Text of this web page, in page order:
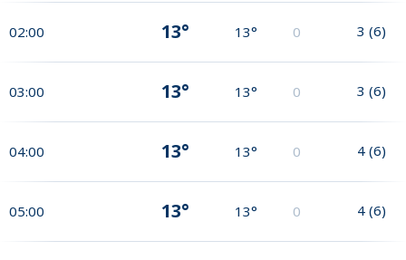
02:00 13° 13° 0 3 (6)
03:00 13° 13° 0 3 (6)
04:00 13° 13° 0 4 (6)
05:00 13° 13° 0 4 (6)